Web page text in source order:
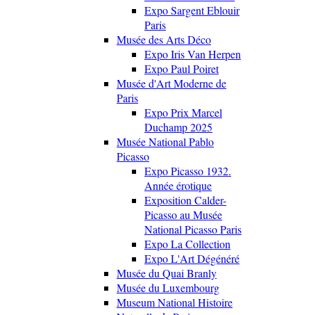
Expo Sargent Eblouir
Paris
Musée des Arts Déco
Expo Iris Van Herpen
Expo Paul Poiret
Musée d'Art Moderne de
Paris
Expo Prix Marcel
Duchamp 2025
Musée National Pablo
Picasso
Expo Picasso 1932.
Année érotique
Exposition Calder-
Picasso au Musée
National Picasso Paris
Expo La Collection
Expo L'Art Dégénéré
Musée du Quai Branly
Musée du Luxembourg
Museum National Histoire